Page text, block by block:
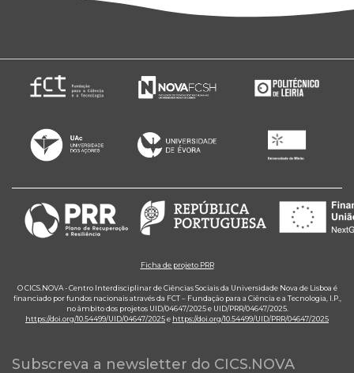
Ficha de projeto PRR
O CICS.NOVA - Centro Interdisciplinar de Ciências Sociais da Universidade Nova de Lisboa é
financiado por fundos nacionais através da FCT – Fundação para a Ciência e a Tecnologia, I.P.,
no âmbito dos projetos UID/04647/2025 e UID/PRR/04647/2025.
https://doi.org/10.54499/UID/04647/2025e https://doi.org/10.54499/UID/PRR/04647/2025
Subscreva a newsletter do CICS.NOVA